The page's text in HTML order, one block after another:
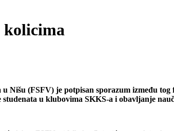
kolicima
(FSFV) je potpisan sporazum između
u klubovima SKKS-a i obavljanje